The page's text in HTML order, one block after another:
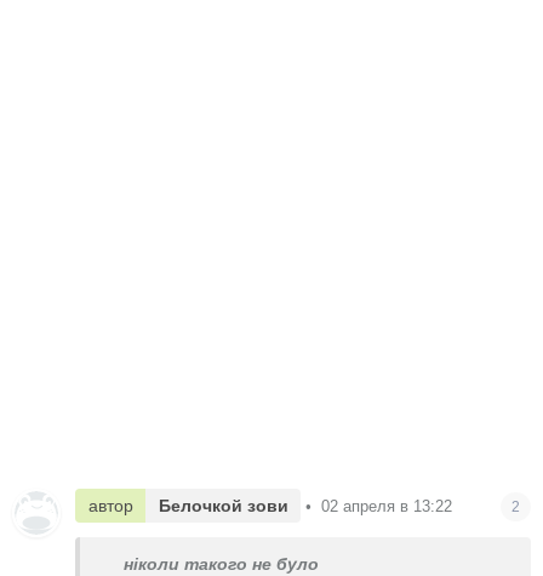
автор Белочкой зови • 02 апреля в 13:22 2
ніколи такого не було